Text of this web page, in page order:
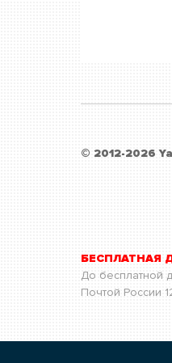
© 2012-2026
БЕСПЛАТНАЯ
До бесплатной
Почтой России